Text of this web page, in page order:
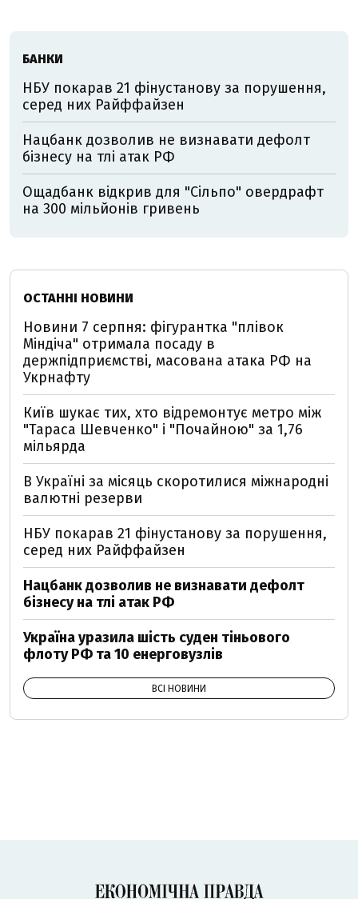
БАНКИ
НБУ покарав 21 фінустанову за порушення,
серед них Райффайзен
Нацбанк дозволив не визнавати дефолт
бізнесу на тлі атак РФ
Ощадбанк відкрив для "Сільпо" овердрафт
на 300 мільйонів гривень
ОСТАННІ НОВИНИ
Новини 7 серпня: фігурантка "плівок
Міндіча" отримала посаду в
держпідприємстві, масована атака РФ на
Укрнафту
Київ шукає тих, хто відремонтує метро між
"Тараса Шевченко" і "Почайною" за 1,76
мільярда
В Україні за місяць скоротилися міжнародні
валютні резерви
НБУ покарав 21 фінустанову за порушення,
серед них Райффайзен
Нацбанк дозволив не визнавати дефолт
бізнесу на тлі атак РФ
Україна уразила шість суден тіньового
флоту РФ та 10 енерговузлів
ВСІ НОВИНИ